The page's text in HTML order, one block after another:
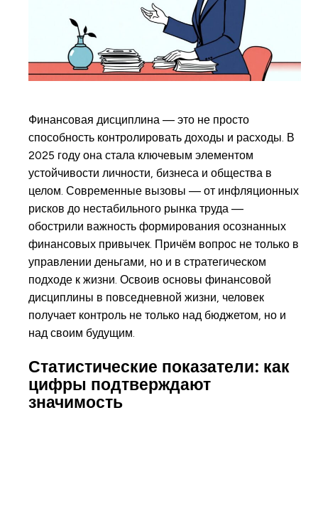
Финансовая дисциплина — это не просто
способность контролировать доходы и расходы. В
2025 году она стала ключевым элементом
устойчивости личности, бизнеса и общества в
целом. Современные вызовы — от инфляционных
рисков до нестабильного рынка труда —
обострили важность формирования осознанных
финансовых привычек. Причём вопрос не только в
управлении деньгами, но и в стратегическом
подходе к жизни. Освоив основы финансовой
дисциплины в повседневной жизни, человек
получает контроль не только над бюджетом, но и
над своим будущим.
Статистические показатели: как
цифры подтверждают
значимость